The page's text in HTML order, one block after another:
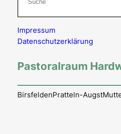
Impressum
Datenschutzerklärung
Pastoralraum
BirsfeldenPratteln-Augst